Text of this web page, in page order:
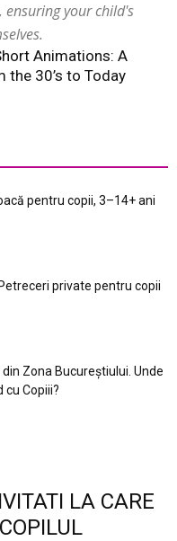
your child's
Animations: A
30’s to Today
pentru copii, 3–14+ ani
private pentru copii
Zona Bucureştiului. Unde
cu Copiii?
LA CARE